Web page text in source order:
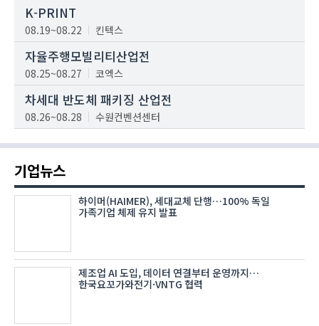
K-PRINT
08.19~08.22 킨텍스
자율주행모빌리티산업전
08.25~08.27 코엑스
차세대 반도체 패키징 산업전
08.26~08.28 수원컨벤션센터
기업뉴스
하이머(HAIMER), 세대교체 단행…100% 독일
가족기업 체제 유지 발표
제조업 AI 도입, 데이터 연결부터 운영까지…
한국요꼬가와전기·VNTG 협력